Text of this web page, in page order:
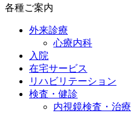
各種ご案内
外来診療
心療内科
入院
在宅サービス
リハビリテーション
検査・健診
内視鏡検査・治療